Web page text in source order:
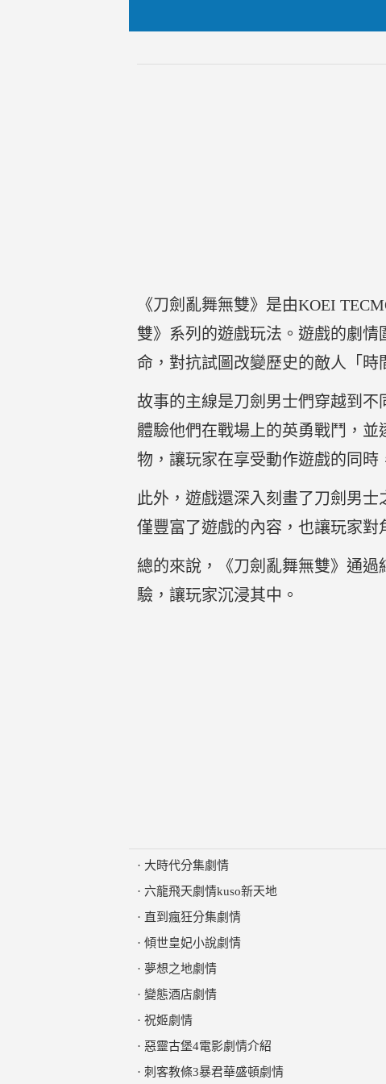
《刀劍亂舞無雙》是由KOEI
雙》系列的遊戲玩法。遊戲的劇
命，對抗試圖改變歷史的敵人「時
故事的主線是刀劍男士們穿越到不
體驗他們在戰場上的英勇戰鬥，
物，讓玩家在享受動作遊戲的同時
此外，遊戲還深入刻畫了刀劍男
僅豐富了遊戲的內容，也讓玩家對
總的來說，《刀劍亂舞無雙》通
驗，讓玩家沉浸其中。
· 大時代分集劇情
· 六龍飛天劇情kuso新天地
· 直到瘋狂分集劇情
· 傾世皇妃小說劇情
· 夢想之地劇情
· 變態酒店劇情
· 祝姬劇情
· 惡靈古堡4電影劇情介紹
· 刺客教條3暴君華盛頓劇情